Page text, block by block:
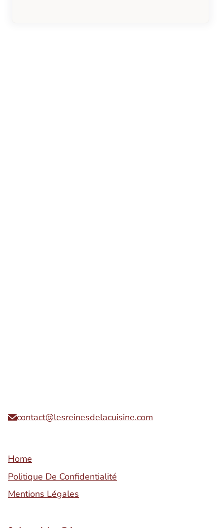
contact@lesreinesdelacuisine.com
Home
Politique De Confidentialité
Mentions Légales